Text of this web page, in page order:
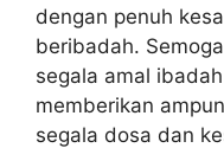
dengan penuh
beribadah.
segala amal
memberikan
segala dosa dan